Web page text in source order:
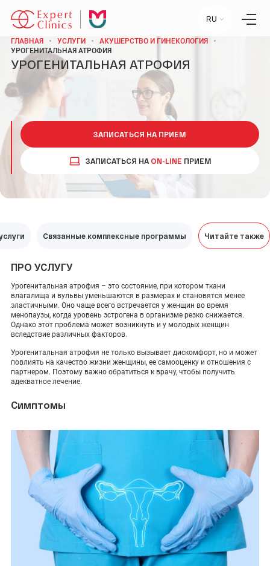
Главная
Услуги
Специалисты
Лаборатория
Статьи
Пресс-центр
Контакты
Отзывы
Научный центр
ПН-ПТ:09:00 - 18:00
МОСКВА, УЛ. СТАРОВОЛЫНСКАЯ, 12 К1.
ПОКАЗАТЬ НА КАРТЕ
ADMIN@EXPERTCLINICS.RU
RU
ГЛАВНАЯ УСЛУГИ
АКУШЕРСТВО И ГИНЕКОЛОГИЯ
УРОГЕНИТАЛЬНАЯ АТРОФИЯ
УРОГЕНИТАЛЬНАЯ АТРОФИЯ
ЗАПИСАТЬСЯ НА ПРИЕМ
ЗАПИСАТЬСЯ НА ON-LINE ПРИЕМ
Связанные комплексные программы Читайте также
ПРО УСЛУГУ
Урогенитальная атрофия – это состояние, при котором ткани
влагалища и вульвы уменьшаются в размерах и становятся менее
эластичными. Оно чаще всего встречается у женщин во время
менопаузы, когда уровень эстрогена в организме резко снижается.
Однако этот проблема может возникнуть и у молодых женщин
вследствие различных факторов.
Урогенитальная атрофия не только вызывает дискомфорт, но и может
повлиять на качество жизни женщины, ее самооценку и отношения с
партнером. Поэтому важно обратиться к врачу, чтобы получить
адекватное лечение.
Симптомы